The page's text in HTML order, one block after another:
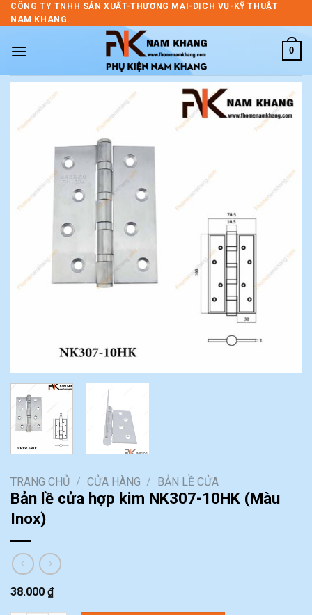
Skip
to
CÔNG TY TNHH SẢN XUẤT-THƯƠNG MẠI-DỊCH VỤ-KỸ THUẬT
NAM KHANG.
0
TRANG CHỦ / CỬA HÀNG / BẢN LỀ CỬA
Bản lề cửa hợp kim NK307-10HK (Màu
Inox)
38.000 ₫